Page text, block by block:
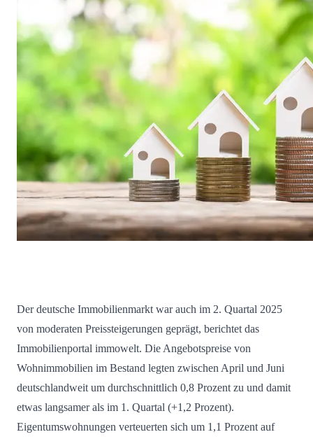
Der deutsche Immobilienmarkt war auch im 2. Quartal 2025
von moderaten Preissteigerungen geprägt, berichtet das
Immobilienportal immowelt. Die Angebotspreise von
Wohnimmobilien im Bestand legten zwischen April und Juni
deutschlandweit um durchschnittlich 0,8 Prozent zu und damit
etwas langsamer als im 1. Quartal (+1,2 Prozent).
Eigentumswohnungen verteuerten sich um 1,1 Prozent auf